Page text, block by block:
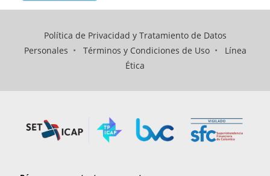
Política de Privacidad y Tratamiento de Datos
Personales • Términos y Condiciones de Uso• Línea
Ética